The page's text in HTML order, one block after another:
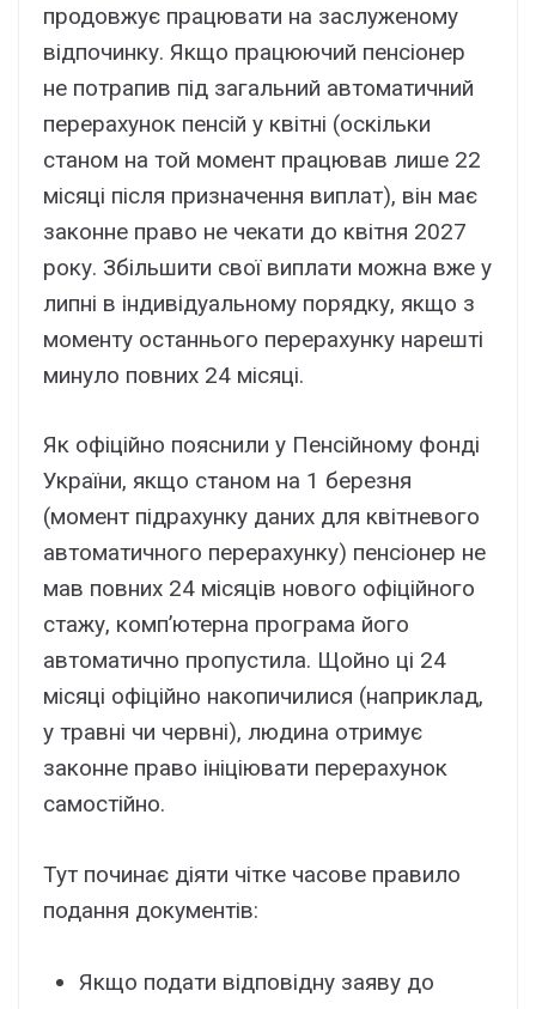
продовжує працювати на заслуженому
відпочинку. Якщо працюючий пенсіонер
не потрапив під загальний автоматичний
перерахунок пенсій у квітні (оскільки
станом на той момент працював лише 22
місяці після призначення виплат), він має
законне право не чекати до квітня 2027
року. Збільшити свої виплати можна вже у
липні в індивідуальному порядку, якщо з
моменту останнього перерахунку нарешті
минуло повних 24 місяці.
Як офіційно пояснили у Пенсійному фонді
України, якщо станом на 1 березня
(момент підрахунку даних для квітневого
автоматичного перерахунку) пенсіонер не
мав повних 24 місяців нового офіційного
стажу, комп’ютерна програма його
автоматично пропустила. Щойно ці 24
місяці офіційно накопичилися (наприклад,
у травні чи червні), людина отримує
законне право ініціювати перерахунок
самостійно.
Тут починає діяти чітке часове правило
подання документів:
Якщо подати відповідну заяву до